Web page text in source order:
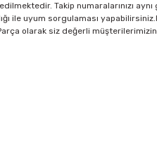
Takip numaralarınızı
ile uyum sorgulaması
olarak siz değerli müşterilerimizin